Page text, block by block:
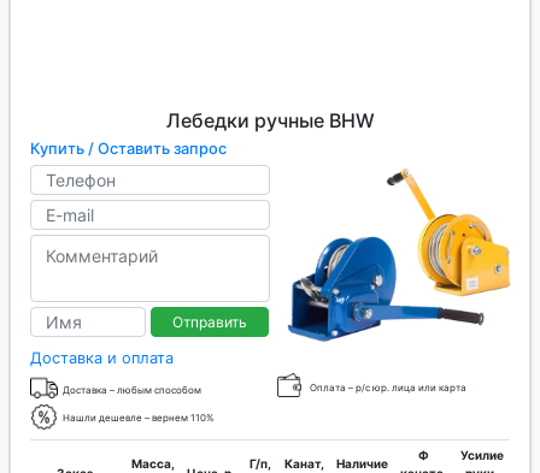
Лебедки ручные BHW
Купить / Оставить запрос
Отправить
Доставка и оплата
Доставка – любым способом Оплата – р/с юр. лица или карта
Нашли дешевле – вернем 110%
Масса,
Г/п,
Канат,
Наличие
Ф
Усилие